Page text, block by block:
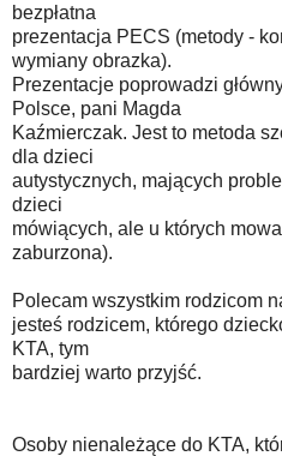
bezpłatna
prezentacja PECS (metody -
wymiany obrazka).
Prezentacje poprowadzi
Polsce, pani Magda
Kaźmierczak. Jest to metoda
dla dzieci
autystycznych, mających
dzieci
mówiących, ale u których
zaburzona).
Polecam wszystkim rodzicom
jesteś rodzicem, którego
KTA, tym
bardziej warto przyjść.
Osoby nienależące do KTA,